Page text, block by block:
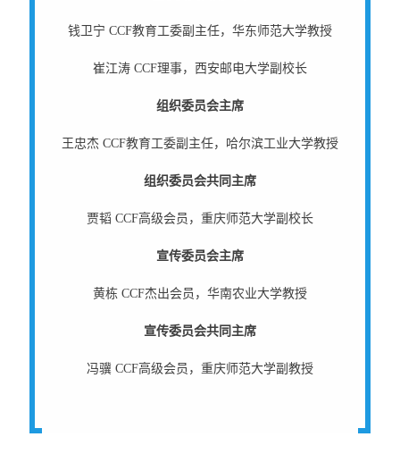
钱卫宁 CCF教育工委副主任，华东师范大学教授
崔江涛 CCF理事，西安邮电大学副校长
组织委员会主席
王忠杰 CCF教育工委副主任，哈尔滨工业大学教授
组织委员会共同主席
贾韬 CCF高级会员，重庆师范大学副校长
宣传委员会主席
黄栋 CCF杰出会员，华南农业大学教授
宣传委员会共同主席
冯骥 CCF高级会员，重庆师范大学副教授